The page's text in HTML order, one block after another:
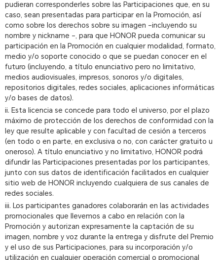
pudieran corresponderles sobre las Participaciones que, en su
caso, sean presentadas para participar en la Promoción, así
como sobre los derechos sobre su imagen –incluyendo su
nombre y nickname –, para que HONOR pueda comunicar su
participación en la Promoción en cualquier modalidad, formato,
medio y/o soporte conocido o que se puedan conocer en el
futuro (incluyendo, a título enunciativo pero no limitativo,
medios audiovisuales, impresos, sonoros y/o digitales,
repositorios digitales, redes sociales, aplicaciones informáticas
y/o bases de datos).
ii. Esta licencia se concede para todo el universo, por el plazo
máximo de protección de los derechos de conformidad con la
ley que resulte aplicable y con facultad de cesión a terceros
(en todo o en parte, en exclusiva o no, con carácter gratuito u
oneroso). A título enunciativo y no limitativo, HONOR podrá
difundir las Participaciones presentadas por los participantes,
junto con sus datos de identificación facilitados en cualquier
sitio web de HONOR incluyendo cualquiera de sus canales de
redes sociales.
iii. Los participantes ganadores colaborarán en las actividades
promocionales que llevemos a cabo en relación con la
Promoción y autorizan expresamente la captación de su
imagen, nombre y voz durante la entrega y disfrute del Premio
y el uso de sus Participaciones, para su incorporación y/o
utilización en cualquier operación comercial o promocional